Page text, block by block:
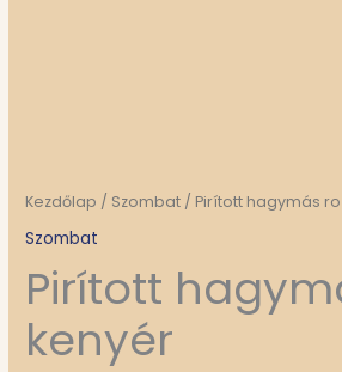
Kezdőlap / Szombat / Pirított hagymás
Szombat
Pirított
kenyér